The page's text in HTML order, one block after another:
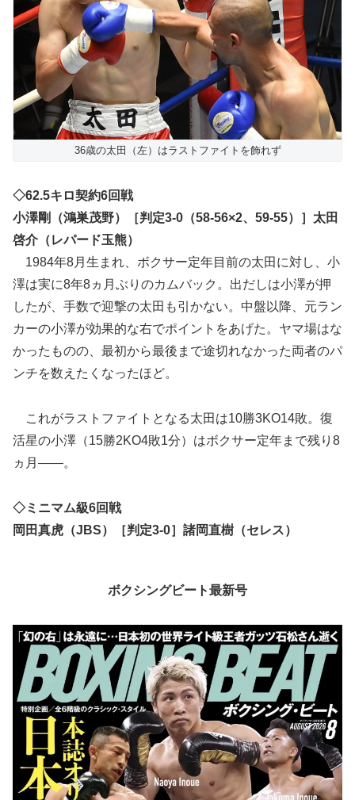
36歳の太田（左）はラストファイトを飾れず
◇62.5キロ契約6回戦
小澤剛（鴻巣茂野）［判定3-0（58-56×2、59-55）］太田
啓介（レパード玉熊）
1984年8月生まれ、ボクサー定年目前の太田に対し、小
澤は実に8年8ヵ月ぶりのカムバック。出だしは小澤が押
したが、手数で迎撃の太田も引かない。中盤以降、元ラン
カーの小澤が効果的な右でポイントをあげた。ヤマ場はな
かったものの、最初から最後まで途切れなかった両者のパ
ンチを数えたくなったほど。
これがラストファイトとなる太田は10勝3KO14敗。復
活星の小澤（15勝2KO4敗1分）はボクサー定年まで残り8
ヵ月――。
◇ミニマム級6回戦
岡田真虎（JBS）［判定3-0］諸岡直樹（セレス）
ボクシングビート最新号